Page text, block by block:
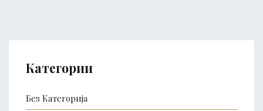
Категории
Без Категорија